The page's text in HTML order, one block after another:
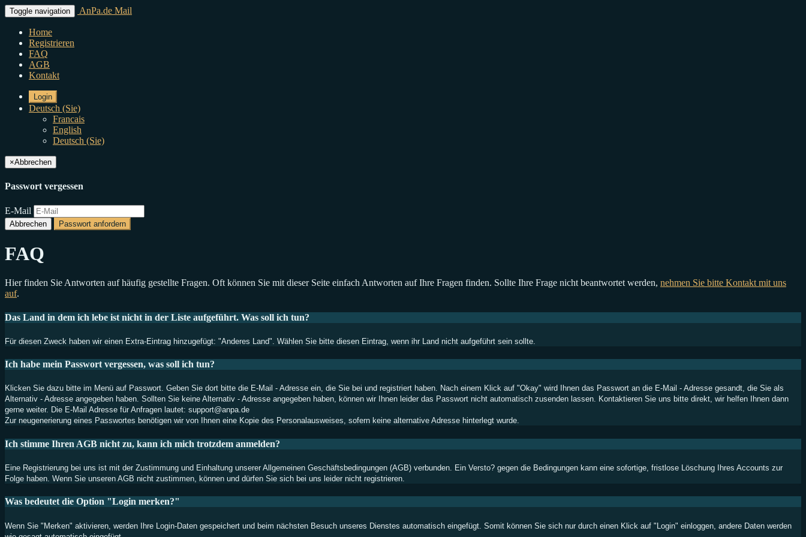
Toggle navigation AnPa.de Mail
Home
Registrieren
FAQ
AGB
Kontakt
Login
Deutsch (Sie)
Francais
English
Deutsch (Sie)
×Abbrechen
Passwort vergessen
E-Mail
Abbrechen Passwort anfordern
FAQ
Hier finden Sie Antworten auf häufig gestellte Fragen. Oft können Sie mit dieser Seite einfach Antworten auf Ihre Fragen finden. Sollte Ihre Frage nicht beantwortet werden, nehmen Sie bitte Kontakt mit uns
auf.
Das Land in dem ich lebe ist nicht in der Liste aufgeführt. Was soll ich tun?
Für diesen Zweck haben wir einen Extra-Eintrag hinzugefügt: "Anderes Land". Wählen Sie bitte diesen Eintrag, wenn ihr Land nicht aufgeführt sein sollte.
Ich habe mein Passwort vergessen, was soll ich tun?
Klicken Sie dazu bitte im Menü auf Passwort. Geben Sie dort bitte die E-Mail - Adresse ein, die Sie bei und registriert haben. Nach einem Klick auf "Okay" wird Ihnen das Passwort an die E-Mail - Adresse gesandt, die Sie als
Alternativ - Adresse angegeben haben. Sollten Sie keine Alternativ - Adresse angegeben haben, können wir Ihnen leider das Passwort nicht automatisch zusenden lassen. Kontaktieren Sie uns bitte direkt, wir helfen Ihnen dann
gerne weiter. Die E-Mail Adresse für Anfragen lautet: support@anpa.de
Zur neugenerierung eines Passwortes benötigen wir von Ihnen eine Kopie des Personalausweises, sofern keine alternative Adresse hinterlegt wurde.
Ich stimme Ihren AGB nicht zu, kann ich mich trotzdem anmelden?
Eine Registrierung bei uns ist mit der Zustimmung und Einhaltung unserer Allgemeinen Geschäftsbedingungen (AGB) verbunden. Ein Versto? gegen die Bedingungen kann eine sofortige, fristlose Löschung Ihres Accounts zur
Folge haben. Wenn Sie unseren AGB nicht zustimmen, können und dürfen Sie sich bei uns leider nicht registrieren.
Was bedeutet die Option "Login merken?"
Wenn Sie "Merken" aktivieren, werden Ihre Login-Daten gespeichert und beim nächsten Besuch unseres Dienstes automatisch eingefügt. Somit können Sie sich nur durch einen Klick auf "Login" einloggen, andere Daten werden